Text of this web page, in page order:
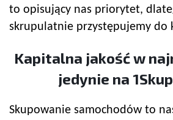
to opisujący nas priorytet,
skrupulatnie przystępujemy do
Kapitalna jakość w
jedynie na
Skupowanie samochodów to